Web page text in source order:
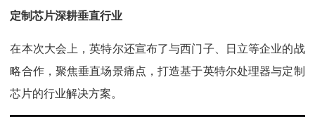
定制芯片深耕垂直行业
在本次大会上，英特尔还宣布了与西门子、日立等企业的战
略合作，聚焦垂直场景痛点，打造基于英特尔处理器与定制
芯片的行业解决方案。